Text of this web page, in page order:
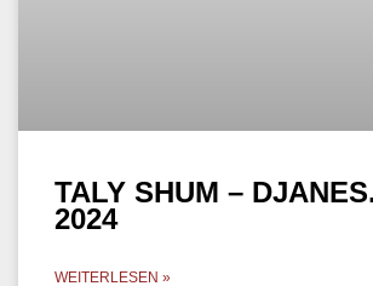
TALY SHUM –
2024
WEITERLESEN »